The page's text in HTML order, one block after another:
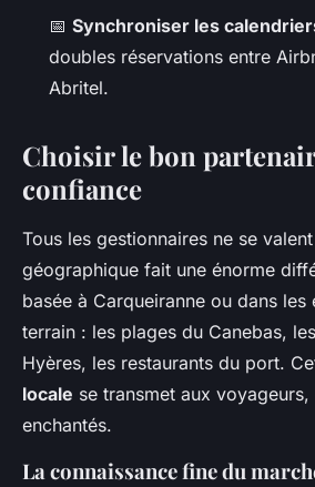
📅 Synchroniser les
doubles réservations entre
Abritel.
Choisir le bon
confiance
Tous les gestionnaires ne se
géographique fait une énorme
basée à Carqueiranne ou dans
terrain : les plages du Canebas,
Hyères, les restaurants du port.
locale se transmet aux
enchantés.
La connaissance fine du